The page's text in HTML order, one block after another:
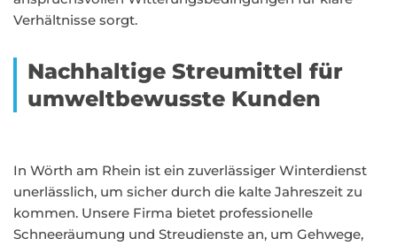
Verhältnisse sorgt.
Nachhaltige Streumittel für
umweltbewusste Kunden
In Wörth am Rhein ist ein zuverlässiger Winterdienst
unerlässlich, um sicher durch die kalte Jahreszeit zu
kommen. Unsere Firma bietet professionelle
Schneeräumung und Streudienste an, um Gehwege,